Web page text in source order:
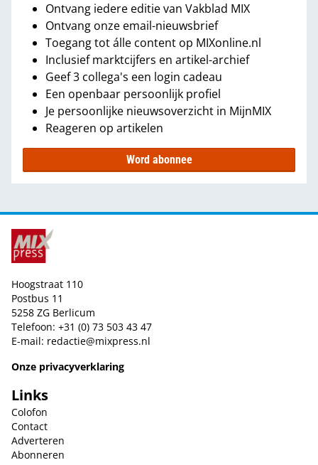
Ontvang iedere editie van Vakblad MIX
Ontvang onze email-nieuwsbrief
Toegang tot álle content op MIXonline.nl
Inclusief marktcijfers en artikel-archief
Geef 3 collega's een login cadeau
Een openbaar persoonlijk profiel
Je persoonlijke nieuwsoverzicht in MijnMIX
Reageren op artikelen
Word abonnee
Hoogstraat 110
Postbus 11
5258 ZG Berlicum
Telefoon: +31 (0) 73 503 43 47
E-mail: redactie@mixpress.nl
Onze privacyverklaring
Links
Colofon
Contact
Adverteren
Abonneren